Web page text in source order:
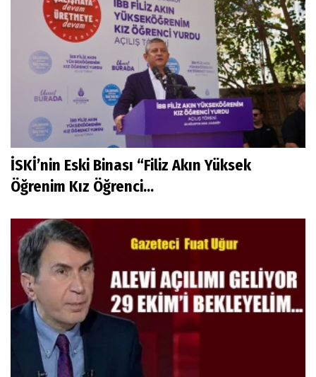
İSKİ’nin Eski Binası “Filiz Akın Yüksek
Öğrenim Kız Öğrenci...